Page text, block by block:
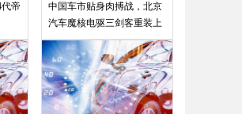
帝
中国车市贴身肉搏战，北京
汽车魔核电驱三剑客重装上